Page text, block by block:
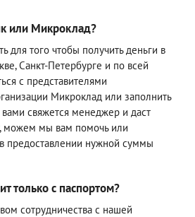
или Микроклад?
для того чтобы получить деньги в
Санкт-Петербурге и по всей
с представителями
Микроклад или заполнить
вами свяжется менеджер и даст
можем мы вам помочь или
предоставлении нужной суммы
только с паспортом?
сотрудничества с нашей